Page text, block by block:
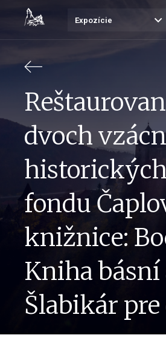
Expozície
dvoch
fondu
knižnice:
Kniha básní
Šlabikár